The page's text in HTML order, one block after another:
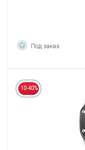
Под заказ
10-40%